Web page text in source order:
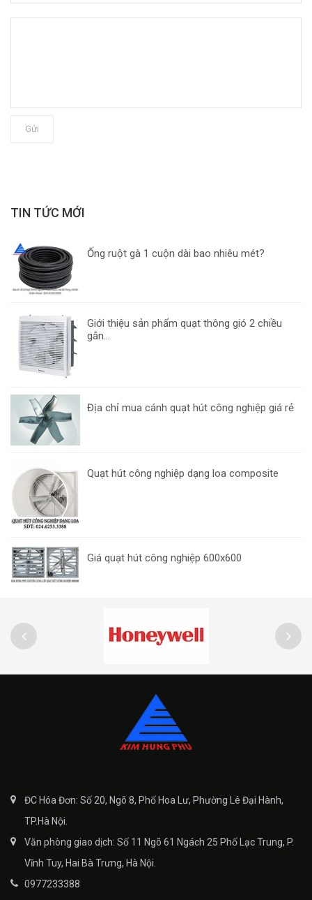
Gửi
TIN TỨC MỚI
Ống ruột gà 1 cuộn dài bao nhiêu mét?
Giới thiệu sản phẩm quạt thông gió 2 chiều
gắn...
Địa chỉ mua cánh quạt hút công nghiệp giá rẻ
Quạt hút công nghiệp dạng loa composite
Giá quạt hút công nghiệp 600x600
ĐC Hóa Đơn: Số 20, Ngõ 8, Phố Hoa Lư, Phường Lê Đại Hành,
TP.Hà Nội.
Văn phòng giao dịch: Số 11 Ngõ 61 Ngách 25 Phố Lạc Trung, P.
Vĩnh Tuy, Hai Bà Trưng, Hà Nội.
0977233388